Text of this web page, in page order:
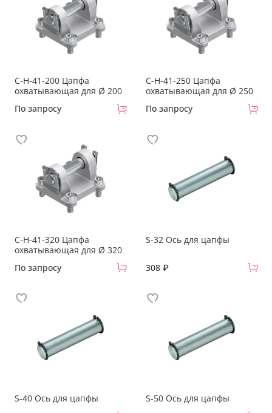
C-H-41-200 Цапфа
охватывающая для Ø 200
По запросу
C-H-41-250 Цапфа
охватывающая для Ø 250
По запросу
C-H-41-320 Цапфа
охватывающая для Ø 320
По запросу
S-32 Ось для цапфы
308 ₽
S-40 Ось для цапфы
S-50 Ось для цапфы